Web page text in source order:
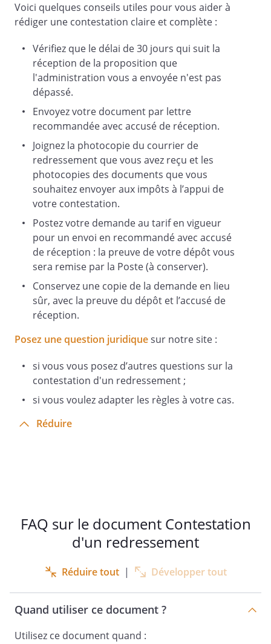
Voici quelques conseils utiles pour vous aider à
rédiger une contestation claire et complète :
Vérifiez que le délai de 30 jours qui suit la
réception de la proposition que
l'administration vous a envoyée n'est pas
dépassé.
Envoyez votre document par lettre
recommandée avec accusé de réception.
Joignez la photocopie du courrier de
redressement que vous avez reçu et les
photocopies des documents que vous
souhaitez envoyer aux impôts à l’appui de
votre contestation.
Postez votre demande au tarif en vigueur
pour un envoi en recommandé avec accusé
de réception : la preuve de votre dépôt vous
sera remise par la Poste (à conserver).
Conservez une copie de la demande en lieu
sûr, avec la preuve du dépôt et l’accusé de
réception.
Posez une question juridiquesur notre site :
si vous vous posez d’autres questions sur la
contestation d'un redressement ;
si vous voulez adapter les règles à votre cas.
Réduire
FAQ sur le document Contestation
d'un redressement
Réduire tout | Développer tout
Quand utiliser ce document ?
Utilisez ce document quand :